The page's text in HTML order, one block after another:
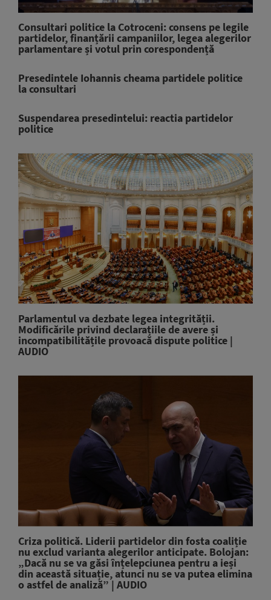
Consultari politice la Cotroceni: consens pe legile
partidelor, finanțării campaniilor, legea alegerilor
parlamentare și votul prin corespondență
Presedintele Iohannis cheama partidele politice
la consultari
Suspendarea presedintelui: reactia partidelor
politice
Parlamentul va dezbate legea integrității.
Modificările privind declarațiile de avere și
incompatibilitățile provoacă dispute politice |
AUDIO
Criza politică. Liderii partidelor din fosta coaliție
nu exclud varianta alegerilor anticipate. Bolojan:
„Dacă nu se va găsi înțelepciunea pentru a ieși
din această situație, atunci nu se va putea elimina
o astfel de analiză” | AUDIO